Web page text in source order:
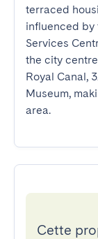
terraced
influenced by
Services
the city
Royal Canal,
Museum,
area.
Cette